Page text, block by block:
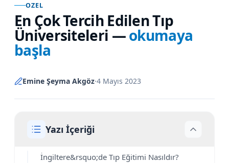
OZEL
En Çok Tercih Edilen Tıp
Üniversiteleri —okumaya
başla
Emine Şeyma Akgöz·4 Mayıs 2023
Yazı İçeriği
İngiltere&rsquo;de Tıp Eğitimi Nasıldır?